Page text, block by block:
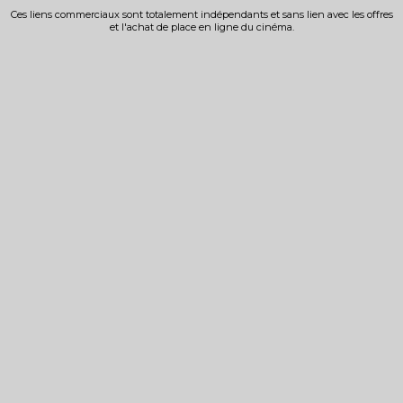
Ces liens commerciaux sont totalement indépendants et sans lien avec les offres
et l'achat de place en ligne du cinéma.